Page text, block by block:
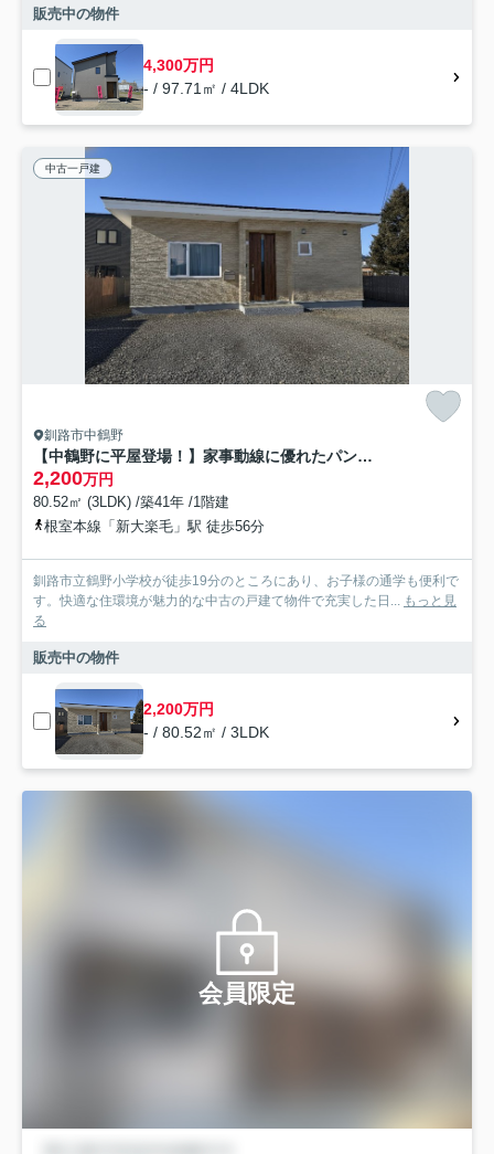
販売中の物件
4,300万円
- / 97.71㎡ / 4LDK
中古一戸建
釧路市中鶴野
【中鶴野に平屋登場！】家事動線に優れたパントリー付の快適なリノベ住宅
2,200万円
80.52㎡ (3LDK) /築41年 /1階建
根室本線「新大楽毛」駅 徒歩56分
釧路市立鶴野小学校が徒歩19分のところにあり、お子様の通学も便利で
す。快適な住環境が魅力的な中古の戸建て物件で充実した日... もっと見
る
販売中の物件
2,200万円
- / 80.52㎡ / 3LDK
会員限定